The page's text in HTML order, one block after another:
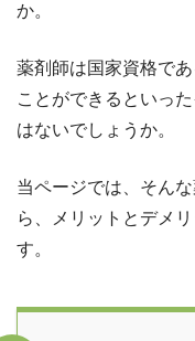
か。
薬剤師は国家資格で
ことができるといっ
はないでしょうか。
当ページでは、そん
ら、メリットとデメ
す。